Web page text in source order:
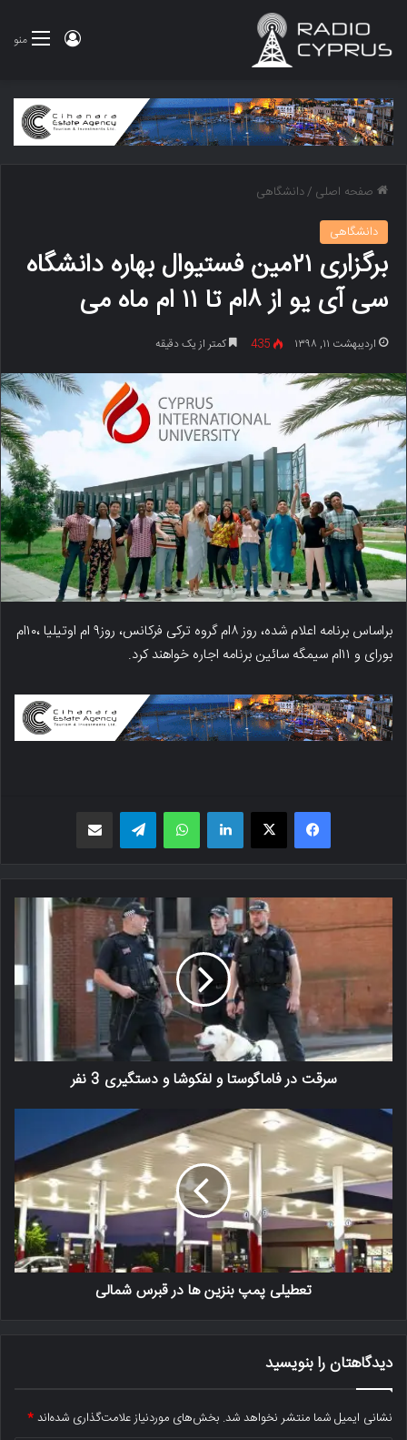
منو ورود
صفحه اصلی /دانشگاهی
دانشگاهی
برگزاری ۲۱مین فستیوال بهاره دانشگاه
سی آی یو از ۸ام تا ۱۱ ام ماه می
اردیبهشت ۱۱, ۱۳۹۸ 435 کمتر از یک دقیقه
براساس برنامه اعلام شده، روز ۸ام گروه ترکی فرکانس، روز۹ ام اوتیلیا ،۱۰ام
بورای و ۱۱ام سیمگه سائین برنامه اجاره خواهند کرد.
فیسبوک X لینکدین واتس اپ
سرقت در فاماگوستا و لفکوشا و دستگیری 3 نفر
تعطیلی پمپ بنزین ها در قبرس شمالی
دیدگاهتان را بنویسید
نشانی ایمیل شما منتشر نخواهد شد. بخش‌های موردنیاز علامت‌گذاری شده‌اند*